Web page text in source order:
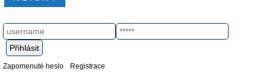
Zapomenuté heslo Registrace